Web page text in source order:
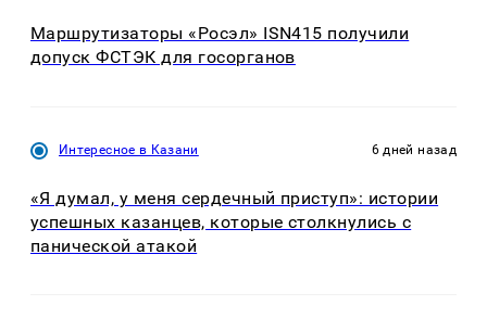
Маршрутизаторы «Росэл» ISN415 получили
допуск ФСТЭК для госорганов
Интересное в Казани 6 дней назад
«Я думал, у меня сердечный приступ»: истории
успешных казанцев, которые столкнулись с
панической атакой